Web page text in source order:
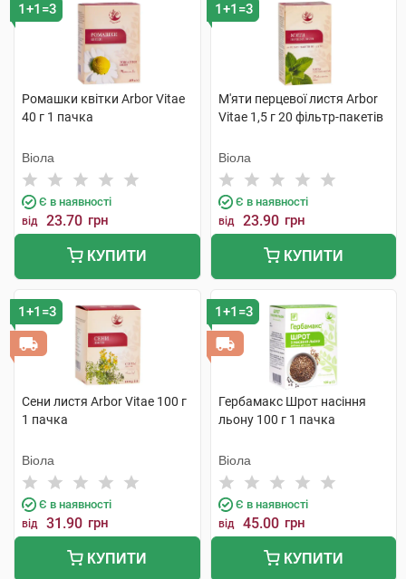
1+1=3
Ромашки квітки Arbor Vitae
40 г 1 пачка
Віола
Є в наявності
від 23.70 грн
КУПИТИ
1+1=3
М'яти перцевої листя Arbor
Vitae 1,5 г 20 фільтр-пакетів
Віола
Є в наявності
від 23.90 грн
КУПИТИ
1+1=3
Сени листя Arbor Vitae 100 г
1 пачка
Віола
Є в наявності
від 31.90 грн
КУПИТИ
1+1=3
Гербамакс Шрот насіння
льону 100 г 1 пачка
Віола
Є в наявності
від 45.00 грн
КУПИТИ